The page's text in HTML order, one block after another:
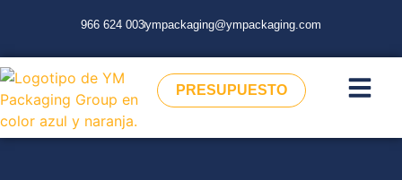
966 624 003ympackaging@ympackaging.com
PRESUPUESTO